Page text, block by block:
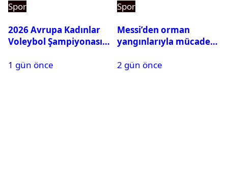
Spor
2026 Avrupa Kadınlar
Voleybol Şampiyonası
1 gün önce
Spor
Messi’den orman
yangınlarıyla mücadele
2 gün önce